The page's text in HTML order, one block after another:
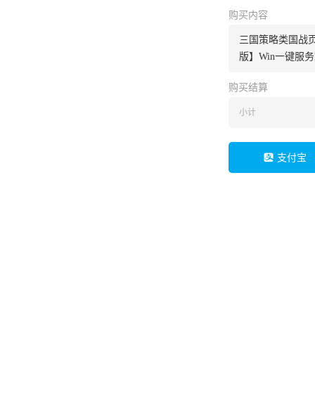
购买内容
三国策略类国战
版】Win一键服
购买结算
小计
支付宝